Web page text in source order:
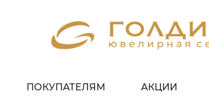
ПОКУПАТЕЛЯМ АКЦИИ